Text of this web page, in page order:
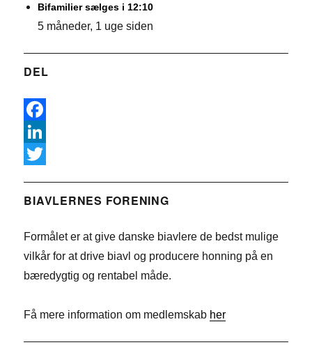
Bifamilier sælges i 12:10
5 måneder, 1 uge siden
DEL
F
a
e
o
L
n
e
n
w
t
r
BIAVLERNES FORENING
Formålet er at give danske biavlere de bedst mulige
vilkår for at drive biavl og producere honning på en
bæredygtig og rentabel måde.
Få mere information om medlemskab her